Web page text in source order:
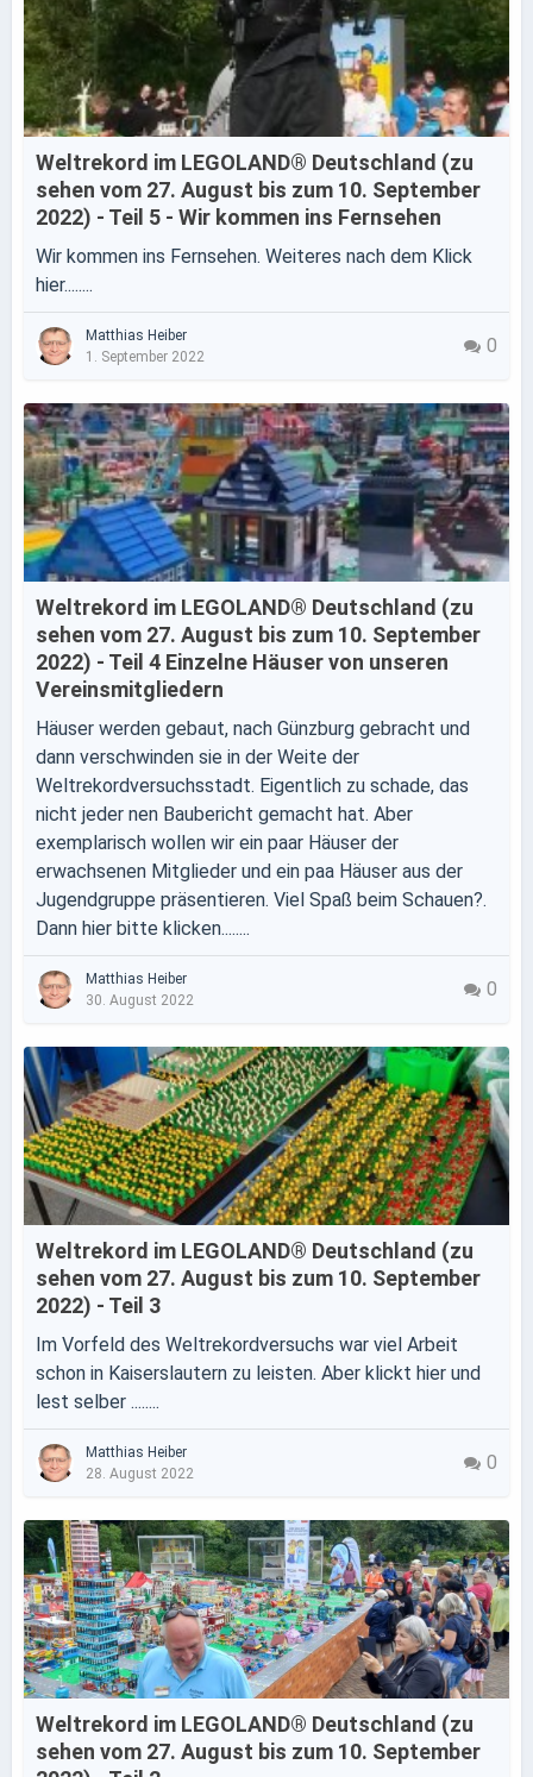
Weltrekord im LEGOLAND® Deutschland (zu
sehen vom 27. August bis zum 10. September
2022) - Teil 5 - Wir kommen ins Fernsehen
Wir kommen ins Fernsehen. Weiteres nach dem Klick
hier........
Matthias Heiber
1. September 2022
0
Weltrekord im LEGOLAND® Deutschland (zu
sehen vom 27. August bis zum 10. September
2022) - Teil 4 Einzelne Häuser von unseren
Vereinsmitgliedern
Häuser werden gebaut, nach Günzburg gebracht und
dann verschwinden sie in der Weite der
Weltrekordversuchsstadt. Eigentlich zu schade, das
nicht jeder nen Baubericht gemacht hat. Aber
exemplarisch wollen wir ein paar Häuser der
erwachsenen Mitglieder und ein paa Häuser aus der
Jugendgruppe präsentieren. Viel Spaß beim Schauen?.
Dann hier bitte klicken........
Matthias Heiber
30. August 2022
0
Weltrekord im LEGOLAND® Deutschland (zu
sehen vom 27. August bis zum 10. September
2022) - Teil 3
Im Vorfeld des Weltrekordversuchs war viel Arbeit
schon in Kaiserslautern zu leisten. Aber klickt hier und
lest selber ........
Matthias Heiber
28. August 2022
0
Weltrekord im LEGOLAND® Deutschland (zu
sehen vom 27. August bis zum 10. September